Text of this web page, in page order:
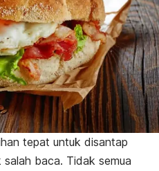
tepat untuk disantap
salah baca. Tidak semua